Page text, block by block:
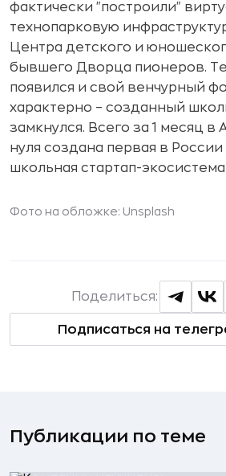
фактически "построили"
технопарковую
Центра детского и
бывшего Дворца пионеров.
появился и свой венчурный
характерно – созданный
замкнулся. Всего за 1 месяц в
нуля создана первая в
школьная стартап-
Фото на обложке: Unsplash
Подписаться на
Поделиться:
Публикации по теме